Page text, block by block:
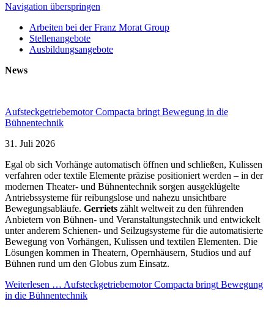
Navigation überspringen
Arbeiten bei der Franz Morat Group
Stellenangebote
Ausbildungsangebote
News
Aufsteckgetriebemotor Compacta bringt Bewegung in die
Bühnentechnik
31. Juli 2026
Egal ob sich Vorhänge automatisch öffnen und schließen, Kulissen
verfahren oder textile Elemente präzise positioniert werden – in der
modernen Theater- und Bühnentechnik sorgen ausgeklügelte
Antriebssysteme für reibungslose und nahezu unsichtbare
Bewegungsabläufe. Gerriets zählt weltweit zu den führenden
Anbietern von Bühnen- und Veranstaltungstechnik und entwickelt
unter anderem Schienen- und Seilzugsysteme für die automatisierte
Bewegung von Vorhängen, Kulissen und textilen Elementen. Die
Lösungen kommen in Theatern, Opernhäusern, Studios und auf
Bühnen rund um den Globus zum Einsatz.
Weiterlesen … Aufsteckgetriebemotor Compacta bringt Bewegung
in die Bühnentechnik